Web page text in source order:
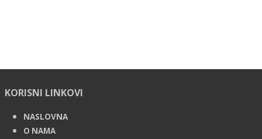
KORISNI LINKOVI
NASLOVNA
O NAMA